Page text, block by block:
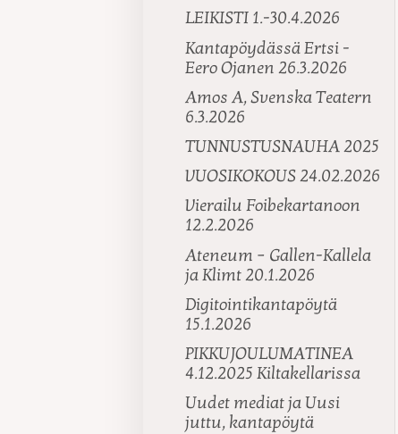
LEIKISTI 1.-30.4.2026
Kantapöydässä Ertsi -
Eero Ojanen 26.3.2026
Amos A, Svenska Teatern
6.3.2026
TUNNUSTUSNAUHA 2025
VUOSIKOKOUS 24.02.2026
Vierailu Foibekartanoon
12.2.2026
Ateneum – Gallen-Kallela
ja Klimt 20.1.2026
Digitointikantapöytä
15.1.2026
PIKKUJOULUMATINEA
4.12.2025 Kiltakellarissa
Uudet mediat ja Uusi
juttu, kantapöytä